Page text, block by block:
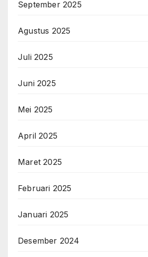
September 2025
Agustus 2025
Juli 2025
Juni 2025
Mei 2025
April 2025
Maret 2025
Februari 2025
Januari 2025
Desember 2024